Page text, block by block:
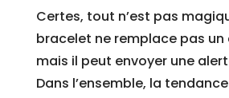
Certes, tout n’est pas
bracelet ne remplace pas
mais il peut envoyer une
Dans l’ensemble, la